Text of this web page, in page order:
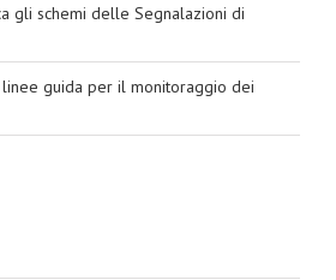
gli schemi delle Segnalazioni di
linee guida per il monitoraggio dei